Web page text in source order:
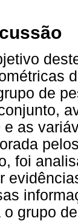
de
e as
foi
o grupo